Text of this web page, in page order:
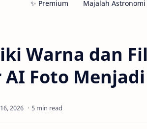
Warna dan
AI Foto
5 min read